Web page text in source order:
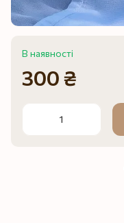
В наявності
300 ₴